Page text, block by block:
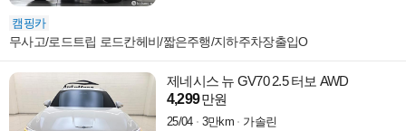
캠핑카
무사고/로드트립 로드칸헤비/짧은주행/지하주차장출입O
제네시스 뉴 GV70 2.5 터보 AWD
4,299만원
25/04 3만km
가솔린